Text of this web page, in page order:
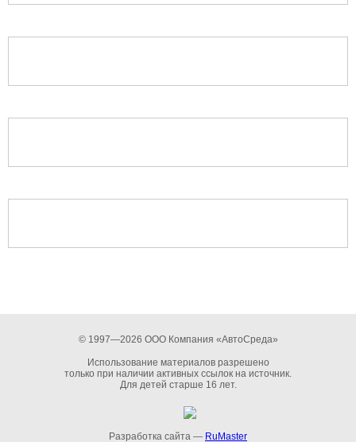
© 1997—2026 ООО Компания «АвтоСреда»
Использование материалов разрешено
только при наличии активных ссылок на источник.
Для детей старше 16 лет.
Разработка сайта — RuMaster